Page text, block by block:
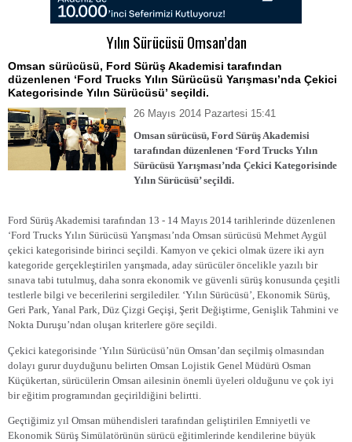
Yılın Sürücüsü Omsan’dan
Omsan sürücüsü, Ford Sürüş Akademisi tarafından
düzenlenen ‘Ford Trucks Yılın Sürücüsü Yarışması’nda Çekici
Kategorisinde Yılın Sürücüsü’ seçildi.
26 Mayıs 2014 Pazartesi 15:41
Omsan sürücüsü, Ford Sürüş Akademisi
tarafından düzenlenen ‘Ford Trucks Yılın
Sürücüsü Yarışması’nda Çekici Kategorisinde
Yılın Sürücüsü’ seçildi.
Ford Sürüş Akademisi tarafından 13 - 14 Mayıs 2014 tarihlerinde düzenlenen
‘Ford Trucks Yılın Sürücüsü Yarışması’nda Omsan sürücüsü Mehmet Aygül
çekici kategorisinde birinci seçildi. Kamyon ve çekici olmak üzere iki ayrı
kategoride gerçekleştirilen yarışmada, aday sürücüler öncelikle yazılı bir
sınava tabi tutulmuş, daha sonra ekonomik ve güvenli sürüş konusunda çeşitli
testlerle bilgi ve becerilerini sergilediler. ‘Yılın Sürücüsü’, Ekonomik Sürüş,
Geri Park, Yanal Park, Düz Çizgi Geçişi, Şerit Değiştirme, Genişlik Tahmini ve
Nokta Duruşu’ndan oluşan kriterlere göre seçildi.
Çekici kategorisinde ‘Yılın Sürücüsü’nün Omsan’dan seçilmiş olmasından
dolayı gurur duyduğunu belirten Omsan Lojistik Genel Müdürü Osman
Küçükertan, sürücülerin Omsan ailesinin önemli üyeleri olduğunu ve çok iyi
bir eğitim programından geçirildiğini belirtti.
Geçtiğimiz yıl Omsan mühendisleri tarafından geliştirilen Emniyetli ve
Ekonomik Sürüş Simülatörünün sürücü eğitimlerinde kendilerine büyük